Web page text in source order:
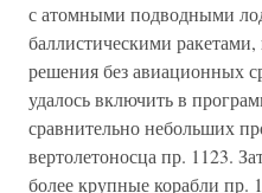
с атомными подводными
баллистическими
решения без авиационных
удалось включить в
сравнительно небольших
вертолетоносца пр. 1123.
более крупные корабли пр.